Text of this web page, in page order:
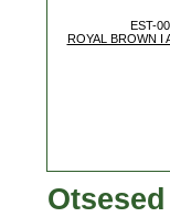
EST-
ROYAL BROWN I